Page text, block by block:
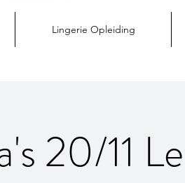
Lingerie Opleiding
20/11